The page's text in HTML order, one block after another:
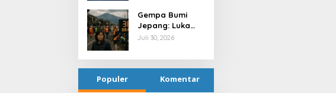
Gempa Bumi
Jepang: Luka
Fisik, Guncangan
Juli 30, 2026
Populer Komentar